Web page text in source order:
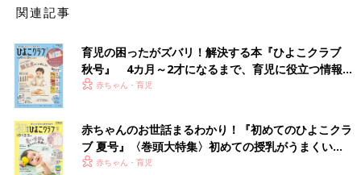
食物アレルギーは誰もがなる病気ではありません。乳児の場合、
の発症率です。赤ちゃんのときに発症した場合、多くは自然に治
っていきます。
Q．心配だからアレルギー検査を受けさせたいのですが…
関連記事
育児の困ったがズバリ！解決する本『ひよこクラブ
秋号』 4カ月～2才になるまで、育児に役立つ情報が
いっぱい！
赤ちゃん・育児
赤ちゃんのお世話まるわかり！『初めてのひよこクラ
ブ 夏号』〈巻頭大特集〉初めての授乳がうまくい
く！ おっぱい・ミルクの基本と夏のトラブル 解決テ
赤ちゃん・育児